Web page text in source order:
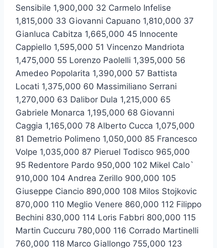
Sensibile 1,900,000 32 Carmelo Infelise
1,815,000 33 Giovanni Capuano 1,810,000 37
Gianluca Cabitza 1,665,000 45 Innocente
Cappiello 1,595,000 51 Vincenzo Mandriota
1,475,000 55 Lorenzo Paolelli 1,395,000 56
Amedeo Popolarita 1,390,000 57 Battista
Locati 1,375,000 60 Massimiliano Serrani
1,270,000 63 Dalibor Dula 1,215,000 65
Gabriele Monarca 1,195,000 68 Giovanni
Caggia 1,165,000 78 Alberto Cucca 1,075,000
81 Demetrio Polimeno 1,050,000 85 Francesco
Volpe 1,035,000 87 Pieruel Todisco 965,000
95 Redentore Pardo 950,000 102 Mikel Calo`
910,000 104 Andrea Zerillo 900,000 105
Giuseppe Ciancio 890,000 108 Milos Stojkovic
870,000 110 Meglio Venere 860,000 112 Filippo
Bechini 830,000 114 Loris Fabbri 800,000 115
Martin Cuccuru 780,000 116 Corrado Martinelli
760,000 118 Marco Giallongo 755,000 123